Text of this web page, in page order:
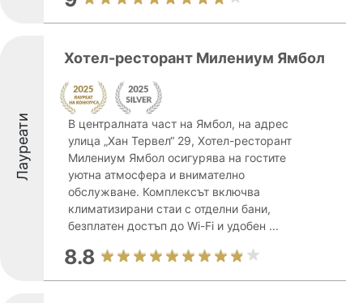
Лауреати
Хотел-ресторант Милениум Ямбол
В централната част на Ямбол, на адрес
улица „Хан Тервел“ 29, Хотел-ресторант
Милениум Ямбол осигурява на гостите
уютна атмосфера и внимателно
обслужване. Комплексът включва
климатизирани стаи с отделни бани,
безплатен достъп до Wi-Fi и удобен ...
8.8